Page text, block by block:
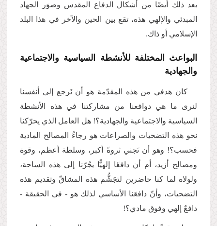
بعد ذلك أيضًا من أشكال الدفاع المقدس وصوَر الجهاد
المبدئي والإلهي هذه، تقع بين الحين والآخر في هذا البلد
الإسلامي أو ذاك.
البواعث المختلفة للأنشطة السياسية والاجتماعية
والجهادية
كان هدفي من هذه المقدّمة هو أن نَرجع إلى أنفسنا
لنرى ما هي دوافعنا من مشاركتنا في هذه الأنشطة
السياسية والاجتماعية والجهادية؟! هل العامل الذي يحرّكنا
نحو هذه التضحيات والصراعات هو رجاءُ المصالح المادية
فحسب؟! وهو أن نَجني ثروةً أكبر، وسلطة أعظم، وقوة
ومصالح أزيد، أم أن دافعًا إلهيًّا يجُرّنا إلى هذه الساحة،
ولولاه لما كنا حاضرين لتجَشُّم هذه المشاقّ وتقديم هذه
التضحيات، وأنّ دافعَنا الأساسي لذلك هو - في الحقيقة -
دافعٌ إلهي وفوق مادي؟!